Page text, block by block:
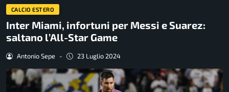
CALCIO ESTERO
Inter Miami, infortuni per Messi e Suarez:
saltano l’All-Star Game
Antonio Sepe - 23 Luglio 2024